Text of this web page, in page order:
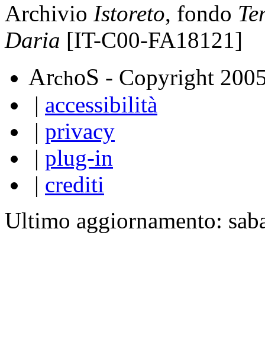
Archivio Istoreto, fondo
Daria [IT-C00-FA18121]
ArchoS - Copyright
| accessibilità
| privacy
| plug-in
| crediti
Ultimo aggiornamento: